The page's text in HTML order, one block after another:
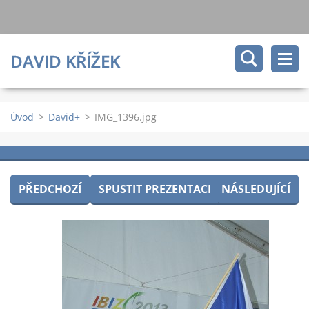
DAVID KŘÍŽEK
Úvod > David+ > IMG_1396.jpg
PŘEDCHOZÍ SPUSTIT PREZENTACI NÁSLEDUJÍCÍ